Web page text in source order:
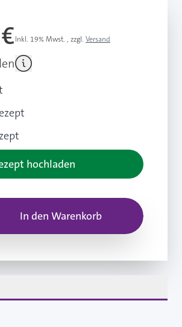
Inkl. 19% Mwst. , zzgl. Versand
hochladen
In den Warenkorb